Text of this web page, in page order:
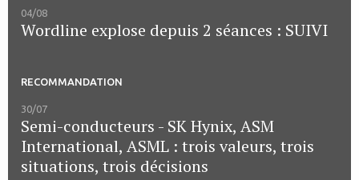
04/08
Wordline explose depuis 2 séances : SUIVI
RECOMMANDATION
30/07
Semi-conducteurs - SK Hynix, ASM
International, ASML : trois valeurs, trois
situations, trois décisions